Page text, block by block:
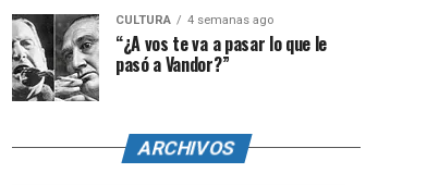
CULTURA 4 semanas ago
“¿A vos te va a pasar lo que le
pasó a Vandor?”
ARCHIVOS